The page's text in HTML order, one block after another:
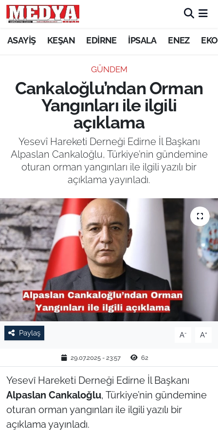
ASAYİŞ KEŞAN EDİRNE İPSALA ENEZ
GÜNDEM
Cankaloğlu’ndan Orman
Yangınları ile ilgili
açıklama
Yesevî Hareketi Derneği Edirne İl Başkanı
Alpaslan Cankaloğlu, Türkiye’nin gündemine
oturan orman yangınları ile ilgili yazılı bir
açıklama yayınladı.
Paylaş A- A+
29.07.2025 - 23:57 62
Yesevî Hareketi Derneği Edirne İl Başkanı
Alpaslan Cankaloğlu, Türkiye’nin gündemine
oturan orman yangınları ile ilgili yazılı bir
açıklama yayınladı.
KEŞAN
ASAYİŞ
SİYASET
GÜNDEM
EKONOMİ
EĞİTİM
TARIM VE HAYVANCILIK
KÜLTÜR SANAT
RESMİ İLAN
SPOR
YAŞAM
TEKİRDAĞ
KIRKLARELİ